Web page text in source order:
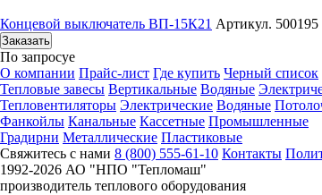
Концевой выключатель ВП-15К21 Артикул. 500195
Заказать
По запросуе
О компании Прайс-лист Где купить Черный список
Тепловые завесы Вертикальные Водяные
Тепловентиляторы Электрические Водяные
Фанкойлы Канальные Кассетные Промышленные
Градирни Металлические Пластиковые
Свяжитесь с нами 8 (800) 555-61-10 Контакты
1992-2026 АО "НПО "Тепломаш"
производитель теплового оборудования